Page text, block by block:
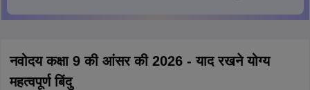
नवोदय कक्षा 9 की आंसर की 2026 - याद रखने योग्य
महत्वपूर्ण बिंदु